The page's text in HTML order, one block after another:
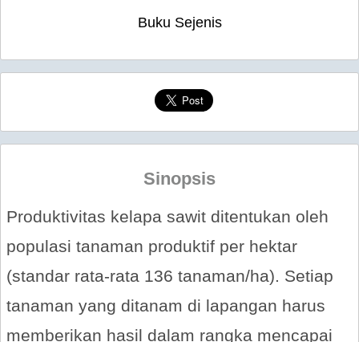
Buku Sejenis
Sinopsis
Produktivitas kelapa sawit ditentukan oleh
populasi tanaman produktif per hektar
(standar rata-rata 136 tanaman/ha). Setiap
tanaman yang ditanam di lapangan harus
memberikan hasil dalam rangka mencapai